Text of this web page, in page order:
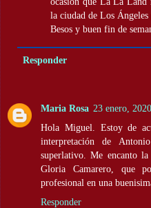
la ciudad de Los
Besos y buen fin de
Responder
Maria Rosa 23 enero, 2020
Hola Miguel. Estoy de
interpretación de
superlativo. Me encanto
Gloria Camarero, que
profesional en una
Responder